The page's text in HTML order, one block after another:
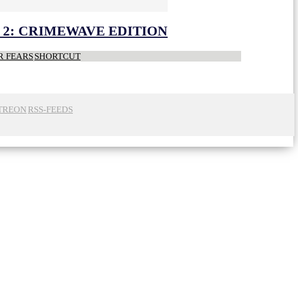
2: CRIMEWAVE EDITION
FEARSSHORTCUT
RSS-FEEDS